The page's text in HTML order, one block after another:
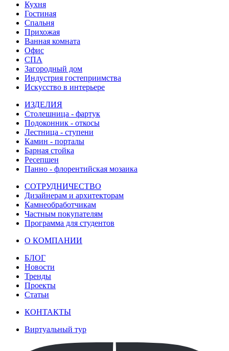
Кухня
Гостиная
Спальня
Прихожая
Ванная комната
Офис
СПА
Загородный дом
Индустрия гостеприимства
Искусство в интерьере
ИЗДЕЛИЯ
Столешница - фартук
Подоконник - откосы
Лестница - ступени
Камин - порталы
Барная стойка
Ресепшен
Панно - флорентийская мозаика
СОТРУДНИЧЕСТВО
Дизайнерам и архитекторам
Камнеобработчикам
Частным покупателям
Программа для студентов
О КОМПАНИИ
БЛОГ
Новости
Тренды
Проекты
Статьи
КОНТАКТЫ
Виртуальный тур